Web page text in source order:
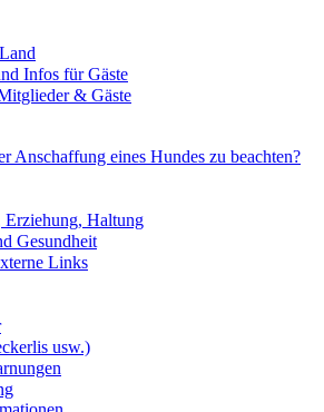
Infos für Gäste
& Gäste
Anschaffung eines Hundes zu beachten?
Haltung
Gesundheit
Links
usw.)